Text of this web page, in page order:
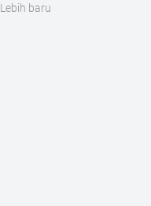
Lebih baru